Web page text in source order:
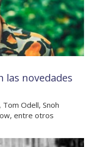
las novedades
Tom Odell, Snoh
entre otros